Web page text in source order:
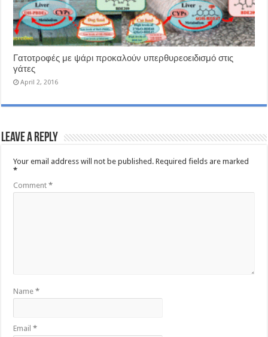
Γατοτροφές με ψάρι προκαλούν υπερθυρεοειδισμό στις
γάτες
April 2, 2016
Leave a Reply
Your email address will not be published. Required fields are marked
*
Comment*
Name*
Email*